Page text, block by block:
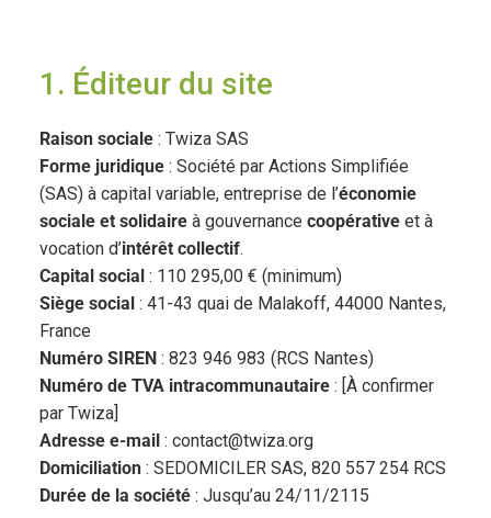
1. Éditeur du site
Raison sociale: Twiza SAS
Forme juridique: Société par Actions Simplifiée
(SAS) à capital variable, entreprise de l’économie
sociale et solidaireà gouvernance coopérativeet à
vocation d’intérêt collectif.
Capital social: 110 295,00 € (minimum)
Siège social: 41-43 quai de Malakoff, 44000 Nantes,
France
Numéro SIREN: 823 946 983 (RCS Nantes)
Numéro de TVA intracommunautaire: [À confirmer
par Twiza]
Adresse e-mail: contact@twiza.org
Domiciliation: SEDOMICILER SAS, 820 557 254 RCS
Durée de la société: Jusqu’au 24/11/2115